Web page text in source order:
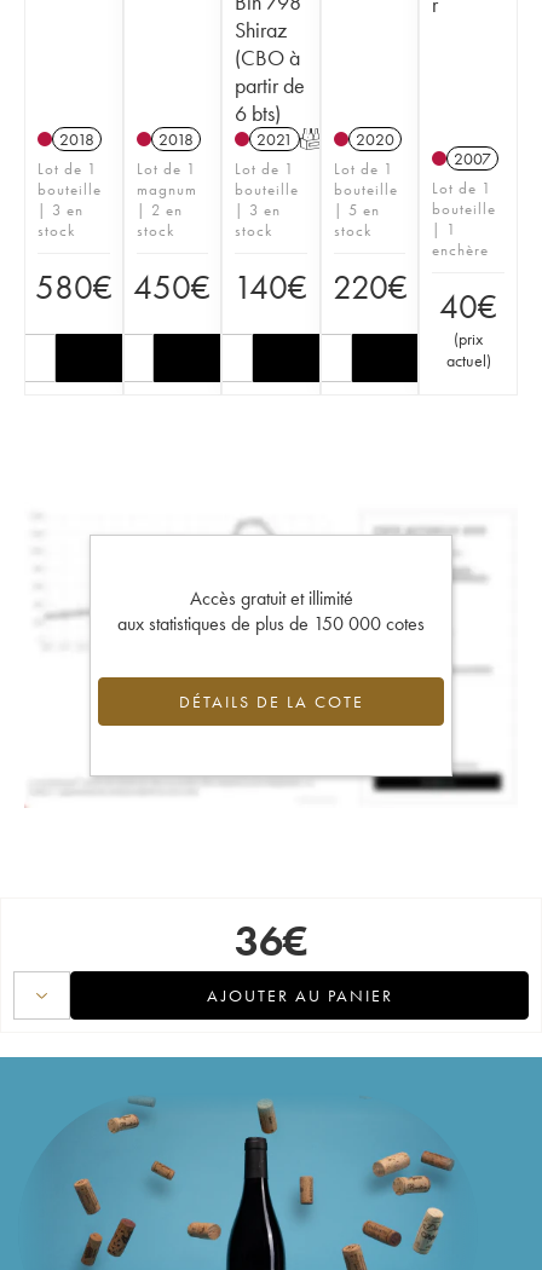
2018
Lot de 1
bouteille
| 3 en
stock
580€
2018
Lot de 1
magnum
| 2 en
stock
450€
Shiraz
(CBO à
partir de
6 bts)
2021 T
Lot de 1
bouteille
| 3 en
stock
140€
2020
Lot de 1
bouteille
| 5 en
stock
220€
2007
Lot de 1
bouteille
| 1
enchère
40€
(prix
actuel)
Accès gratuit et illimité
aux statistiques de plus de 150 000 cotes
DÉTAILS DE LA COTE
36€
AJOUTER AU PANIER